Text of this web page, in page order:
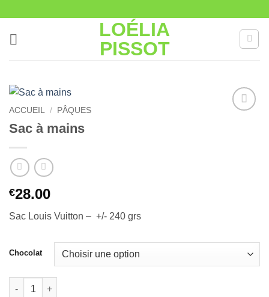
contenu
LOÉLIA
PISSOT
ACCUEIL / PÂQUES
Sac à mains
€28.00
Sac Louis Vuitton – +/- 240 grs
Chocolat
quantité de Sac à mains